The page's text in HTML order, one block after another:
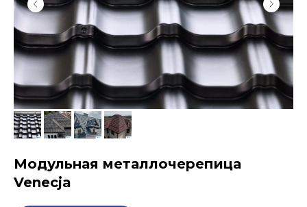
Модульная металлочерепица
Venecja